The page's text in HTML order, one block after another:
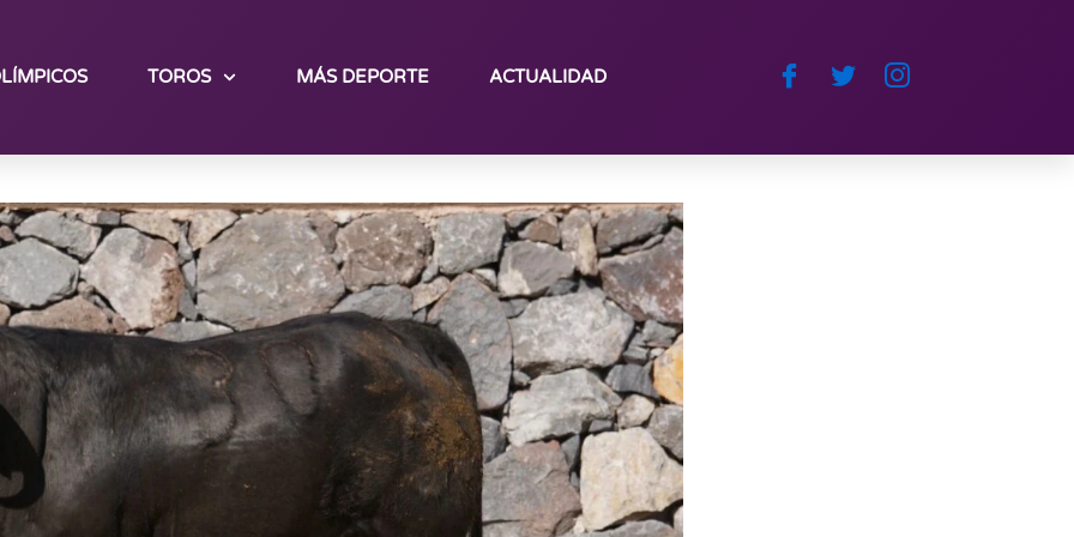
TOROS MÁS DEPORTE ACTUALIDAD